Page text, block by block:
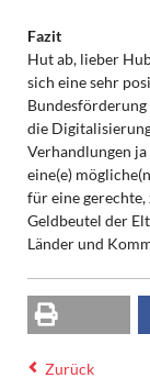
Fazit
Hut ab, lieber
sich eine sehr
die
Verhandlungen
eine(e)
für eine
Geldbeutel der
Länder und
Zurück